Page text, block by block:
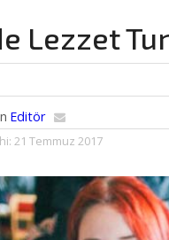
Lezzet
Editör
21 Temmuz 2017